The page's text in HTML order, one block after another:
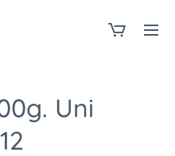
Uni